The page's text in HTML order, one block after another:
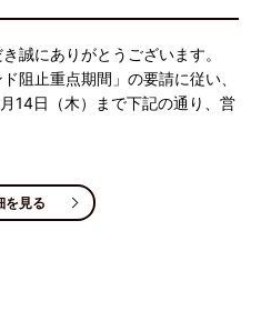
誠にありがとうございます。
阻止重点期間」の要請に従い、
14日（木）まで下記の通り、営
を見る